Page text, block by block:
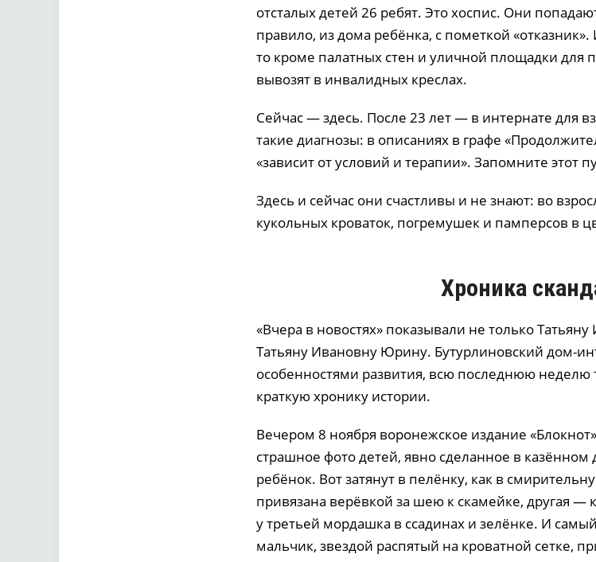
отсталых детей 26 ребят. Это хоспис. Они
правило, из дома ребёнка, с пометкой
то кроме палатных стен и уличной площадки для
вывозят в инвалидных креслах.
Сейчас — здесь. После 23 лет — в интернате для
такие диагнозы: в описаниях в графе
«зависит от условий и терапии». Запомните этот
Здесь и сейчас они счастливы и не знают: во
кукольных кроваток, погремушек и памперсов в
Хроника
«Вчера в новостях» показывали не только
Татьяну Ивановну Юрину. Бутурлиновский дом-
особенностями развития, всю последнюю
краткую хронику истории.
Вечером 8 ноября воронежское издание
страшное фото детей, явно сделанное в
ребёнок. Вот затянут в пелёнку, как в
привязана верёвкой за шею к скамейке, другая —
у третьей мордашка в ссадинах и зелёнке. И
мальчик, звездой распятый на кроватной сетке,